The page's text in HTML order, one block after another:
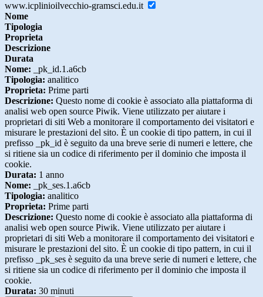
www.icplinioilvecchio-gramsci.edu.it
Nome
Tipologia
Proprieta
Descrizione
Durata
Nome: _pk_id.1.a6cb
Tipologia: analitico
Proprieta: Prime parti
Descrizione: Questo nome di cookie è associato alla piattaforma di
analisi web open source Piwik. Viene utilizzato per aiutare i
proprietari di siti Web a monitorare il comportamento dei visitatori e
misurare le prestazioni del sito. È un cookie di tipo pattern, in cui il
prefisso _pk_id è seguito da una breve serie di numeri e lettere, che
si ritiene sia un codice di riferimento per il dominio che imposta il
cookie.
Durata: 1 anno
Nome: _pk_ses.1.a6cb
Tipologia: analitico
Proprieta: Prime parti
Descrizione: Questo nome di cookie è associato alla piattaforma di
analisi web open source Piwik. Viene utilizzato per aiutare i
proprietari di siti Web a monitorare il comportamento dei visitatori e
misurare le prestazioni del sito. È un cookie di tipo pattern, in cui il
prefisso _pk_ses è seguito da una breve serie di numeri e lettere, che
si ritiene sia un codice di riferimento per il dominio che imposta il
cookie.
Durata: 30 minuti